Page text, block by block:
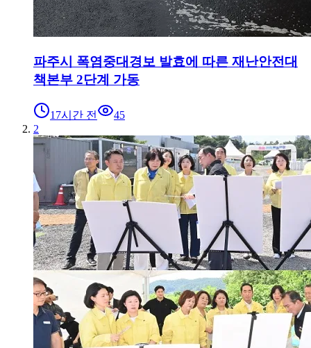
파주시 폭염중대경보 발효에 따른 재난안전대
책본부 2단계 가동
17시간 전
45
2